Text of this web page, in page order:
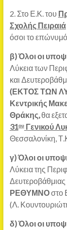
2. Στο Ε.Κ. του
Σχολής Πειραιά
όσοι το
β)Όλοι οι
Λύκεια των
και
(ΕΚΤΟΣ ΤΩΝ
Κεντρικής
Θράκης,θα
31ουΓενικού
Θεσσαλονίκη,
γ)Όλοι οι
Λύκεια της
ΡΕΘΥΜΝΟστο
(Λ.
δ)Όλοι οι